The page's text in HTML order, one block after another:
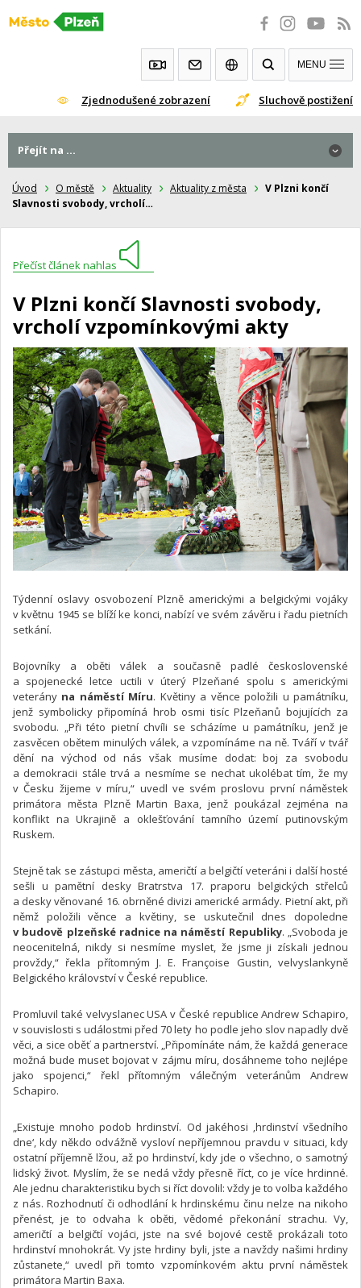
Přeskočit
Zjednodušené zobrazení Sluchově postižení
MENU
Úvod O městě Aktuality Aktuality z města
V Plzni končí
Slavnosti svobody, vrcholí…
Přečíst článek nahlas
V Plzni končí Slavnosti svobody,
vrcholí vzpomínkovými akty
Týdenní oslavy osvobození Plzně americkými a belgickými vojáky
v květnu 1945 se blíží ke konci, nabízí ve svém závěru i řadu pietních
setkání.
Bojovníky a oběti válek a současně padlé československé
a spojenecké letce uctili v úterý Plzeňané spolu s americkými
veterány na náměstí Míru. Květiny a věnce položili u památníku,
jenž symbolicky připomíná hrob osmi tisíc Plzeňanů bojujících za
svobodu. „Při této pietní chvíli se scházíme u památníku, jenž je
zasvěcen obětem minulých válek, a vzpomínáme na ně. Tváří v tvář
dění na východ od nás však musíme dodat: boj za svobodu
a demokracii stále trvá a nesmíme se nechat ukolébat tím, že my
v Česku žijeme v míru,“ uvedl ve svém proslovu první náměstek
primátora města Plzně Martin Baxa, jenž poukázal zejména na
konflikt na Ukrajině a oklešťování tamního území putinovským
Ruskem.
Stejně tak se zástupci města, američtí a belgičtí veteráni i další hosté
sešli u pamětní desky Bratrstva 17. praporu belgických střelců
a desky věnované 16. obrněné divizi americké armády. Pietní akt, při
němž položili věnce a květiny, se uskutečnil dnes dopoledne
v budově plzeňské radnice na náměstí Republiky. „Svoboda je
neocenitelná, nikdy si nesmíme myslet, že jsme ji získali jednou
provždy,“ řekla přítomným J. E. Françoise Gustin, velvyslankyně
Belgického království v České republice.
Promluvil také velvyslanec USA v České republice Andrew Schapiro,
v souvislosti s událostmi před 70 lety ho podle jeho slov napadly dvě
věci, a sice oběť a partnerství. „Připomínáte nám, že každá generace
možná bude muset bojovat v zájmu míru, dosáhneme toho nejlépe
jako spojenci,“ řekl přítomným válečným veteránům Andrew
Schapiro.
„Existuje mnoho podob hrdinství. Od jakéhosi ‚hrdinství všedního
dne‘, kdy někdo odvážně vysloví nepříjemnou pravdu v situaci, kdy
ostatní příjemně lžou, až po hrdinství, kdy jde o všechno, o samotný
lidský život. Myslím, že se nedá vždy přesně říct, co je více hrdinné.
Ale jednu charakteristiku bych si říct dovolil: vždy je to volba každého
z nás. Rozhodnutí či odhodlání k hrdinskému činu nelze na nikoho
přenést, je to odvaha k oběti, vědomé překonání strachu. Vy,
američtí a belgičtí vojáci, jste na své bojové cestě prokázali toto
hrdinství mnohokrát. Vy jste hrdiny byli, jste a navždy našimi hrdiny
zůstanete,“ uvedl při tomto vzpomínkovém aktu první náměstek
primátora Martin Baxa.
Přejít na ...